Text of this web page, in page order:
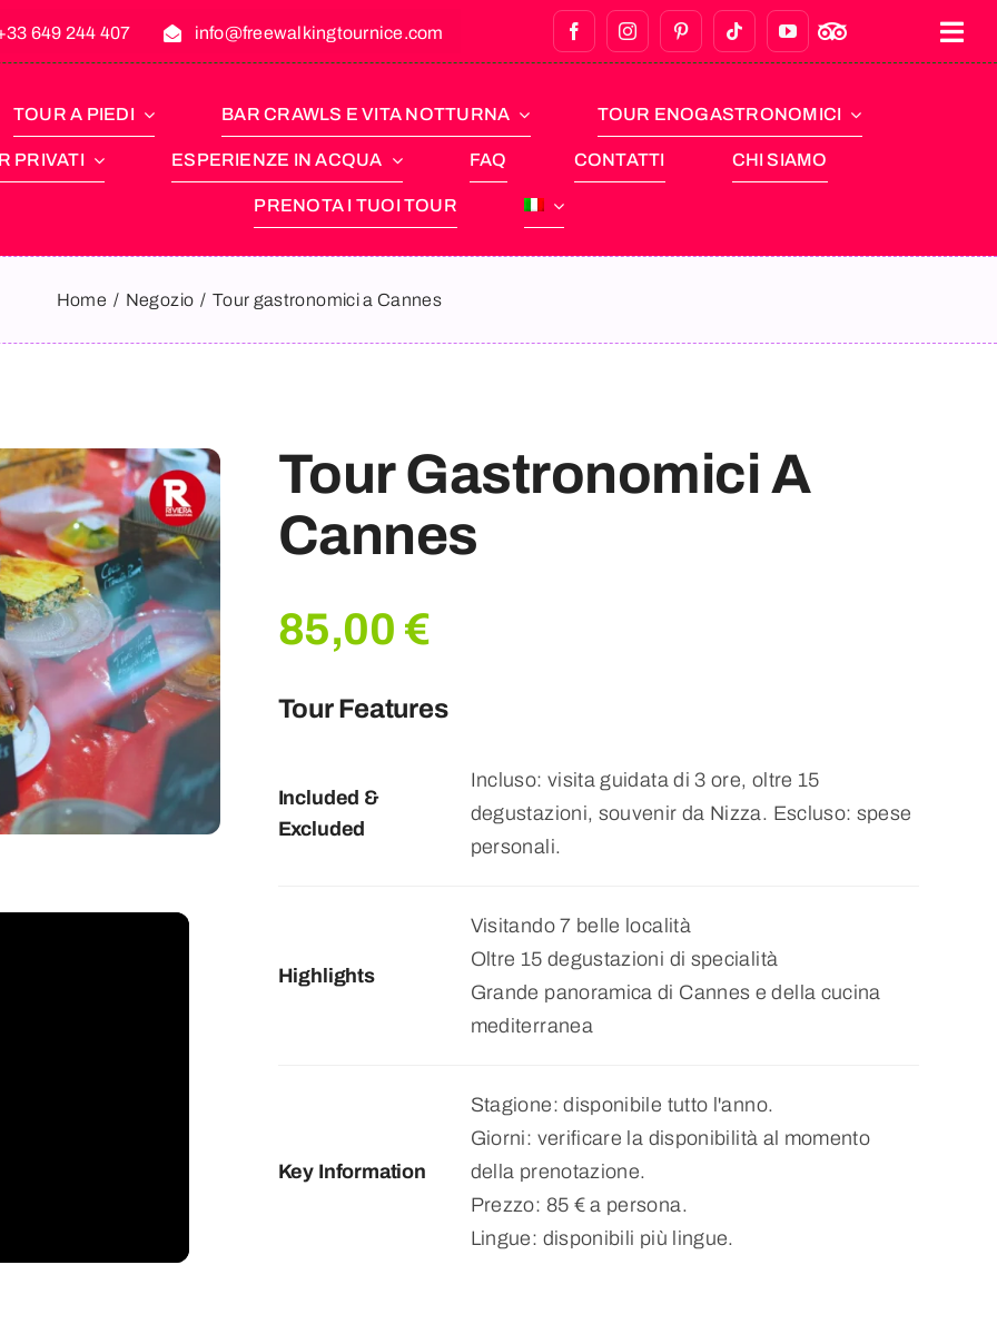
649 244 407 info@freewalkingtournice.com
TOUR A PIEDI BAR CRAWLS E VITA NOTTURNA TOUR ENOGASTRONOMICI
PRIVATI ESPERIENZE IN ACQUA FAQ CONTATTI CHI SIAMO
PRENOTA I TUOI TOUR
Home Negozio Tour gastronomici a Cannes
Tour Gastronomici A
Cannes
85,00 €
Tour Features
Included &
Excluded
Incluso: visita guidata di 3 ore, oltre 15
degustazioni, souvenir da Nizza. Escluso: spese
personali.
Highlights
Visitando 7 belle località
Oltre 15 degustazioni di specialità
Grande panoramica di Cannes e della cucina
mediterranea
Key Information
Stagione: disponibile tutto l'anno.
Giorni: verificare la disponibilità al momento
della prenotazione.
Prezzo: 85 € a persona.
Lingue: disponibili più lingue.